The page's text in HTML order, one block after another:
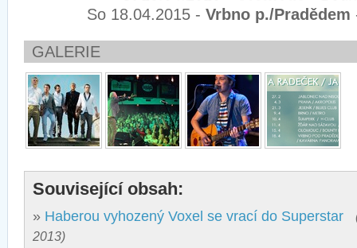
So 18.04.2015 - Vrbno p./Pradědem
GALERIE
Související obsah:
» Haberou vyhozený Voxel se vrací do Superstar
2013)